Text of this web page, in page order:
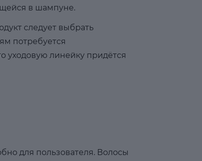
в шампуне.
следует выбрать
потребуется
уходовую линейку придётся
для пользователя. Волосы